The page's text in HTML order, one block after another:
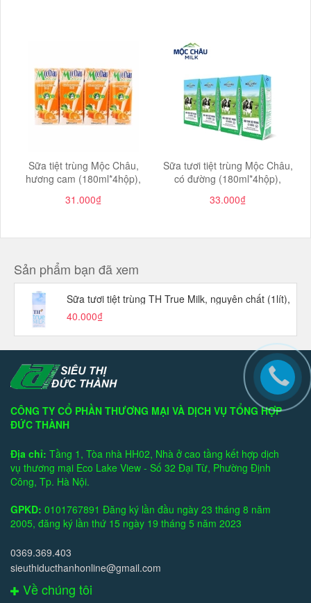
Sữa tiệt trùng Mộc Châu,
hương cam (180ml*4hộp),
31.000₫
Sữa tươi tiệt trùng Mộc Châu,
có đường (180ml*4hộp),
33.000₫
Sản phẩm bạn đã xem
Sữa tươi tiệt trùng TH True Milk, nguyên chất (1lít),
40.000₫
CÔNG TY CỔ PHẦN THƯƠNG MẠI VÀ DỊCH VỤ TỔNG HỢP
ĐỨC THÀNH
Địa chỉ: Tầng 1, Tòa nhà HH02, Nhà ở cao tầng kết hợp dịch
vụ thương mại Eco Lake View - Số 32 Đại Từ, Phường Định
Công, Tp. Hà Nội.
GPKD: 0101767891 Đăng ký lần đầu ngày 23 tháng 8 năm
2005, đăng ký lần thứ 15 ngày 19 tháng 5 năm 2023
0369.369.403
sieuthiducthanhonline@gmail.com
Về chúng tôi